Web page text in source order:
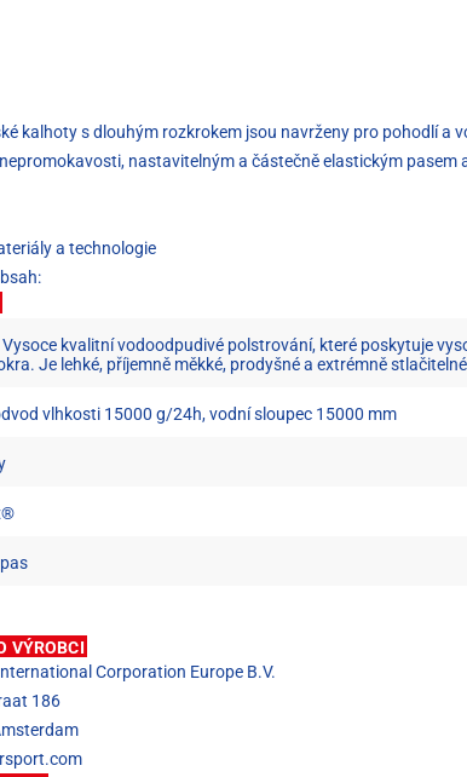
kalhoty s dlouhým rozkrokem jsou navrženy pro pohodlí
nastavitelným a částečně elastickým
a technologie
kvalitní vodoodpudivé polstrování, které poskytuje
Je lehké, příjemně měkké, prodyšné a extrémně
vlhkosti 15000 g/24h, vodní sloupec 15000 mm
VÝROBCI
Corporation Europe B.V.
186